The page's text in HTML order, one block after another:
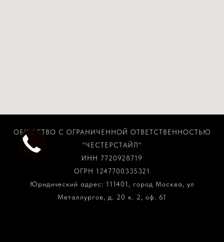
ОБЩЕСТВО С ОГРАНИЧЕННОЙ ОТВЕТСТВЕННОСТЬЮ
"ЧЕСТЕРСТАЙЛ"
ИНН 7720928719
ОГРН 1247700335321
Юридический адрес: 111401, город Москва, ул
Металлургов, д. 20 к. 2, оф. 61